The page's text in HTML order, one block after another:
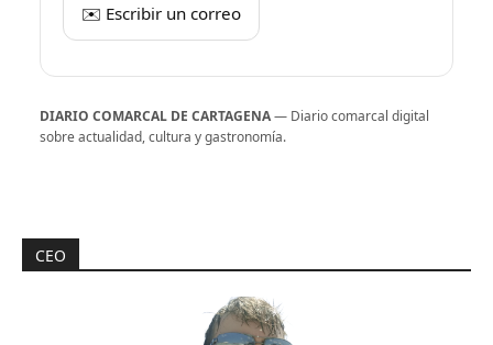
✉️ Escribir un correo
DIARIO COMARCAL DE CARTAGENA— Diario comarcal digital
sobre actualidad, cultura y gastronomía.
CEO